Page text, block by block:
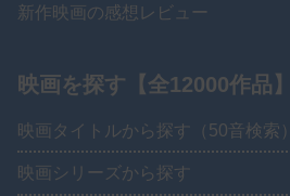
新作映画の感想レビュー
映画を探す【全12000作品】
映画タイトルから探す（50音検索）
映画シリーズから探す